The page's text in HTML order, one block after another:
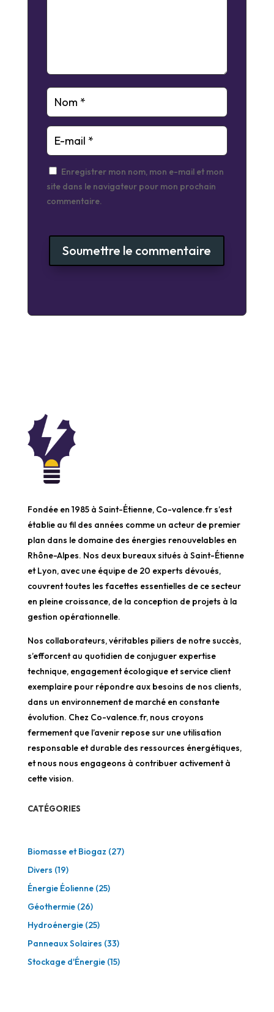
Enregistrer mon nom, mon e-mail et mon
site dans le navigateur pour mon prochain
commentaire.
Soumettre le commentaire
Fondée en 1985 à Saint-Étienne, Co-valence.fr s’est
établie au fil des années comme un acteur de premier
plan dans le domaine des énergies renouvelables en
Rhône-Alpes. Nos deux bureaux situés à Saint-Étienne
et Lyon, avec une équipe de 20 experts dévoués,
couvrent toutes les facettes essentielles de ce secteur
en pleine croissance, de la conception de projets à la
gestion opérationnelle.
Nos collaborateurs, véritables piliers de notre succès,
s’efforcent au quotidien de conjuguer expertise
technique, engagement écologique et service client
exemplaire pour répondre aux besoins de nos clients,
dans un environnement de marché en constante
évolution. Chez Co-valence.fr, nous croyons
fermement que l’avenir repose sur une utilisation
responsable et durable des ressources énergétiques,
et nous nous engageons à contribuer activement à
cette vision.
CATÉGORIES
Biomasse et Biogaz (27)
Divers (19)
Énergie Éolienne(25)
Géothermie(26)
Hydroénergie(25)
Panneaux Solaires (33)
Stockage d'Énergie(15)